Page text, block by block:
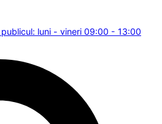
luni - vineri 09:00 - 13:00